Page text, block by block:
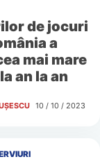
de jocuri
a
mai mare
an la an
10 / 10 / 2023